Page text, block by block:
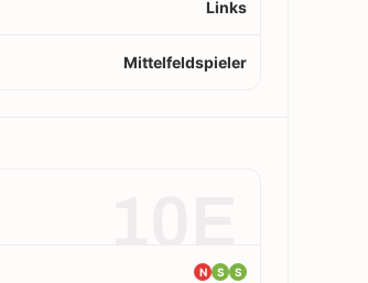
Links
Mittelfeldspieler
N S S